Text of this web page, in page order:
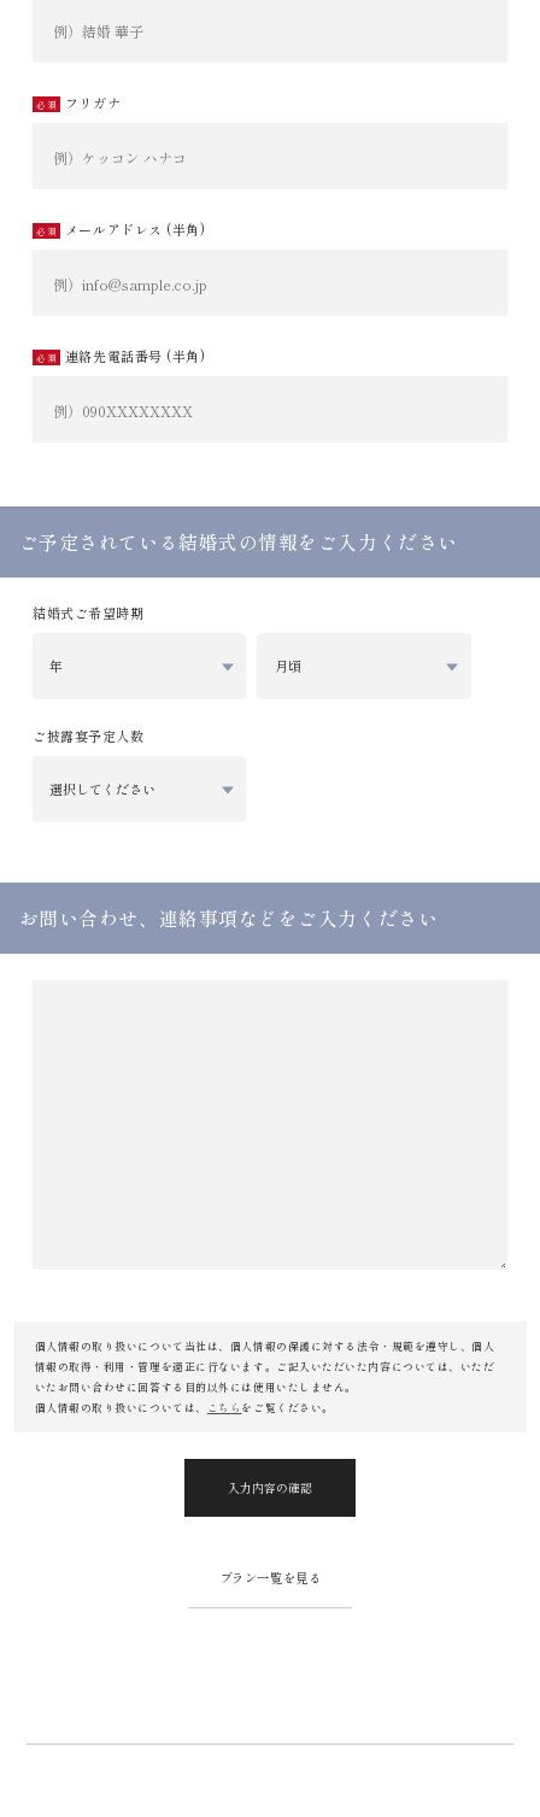
フリガナ
メールアドレス (半角)
連絡先電話番号 (半角)
ご予定されている結婚式の情報をご入力ください
結婚式ご希望時期
ご披露宴予定人数
お問い合わせ、連絡事項などをご入力ください
個人情報の取り扱いについて当社は、個人情報の保護に対する法令・規範を遵守し、個人
情報の取得・利用・管理を適正に行ないます。ご記入いただいた内容については、いただ
いたお問い合わせに回答する目的以外には使用いたしません。
個人情報の取り扱いについては、
こちら をご覧ください。
入力内容の確認
プラン一覧を見る